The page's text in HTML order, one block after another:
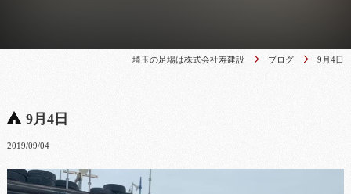
埼玉の足場は株式会社寿建設 ブログ 9月4日
9月4日
2019/09/04